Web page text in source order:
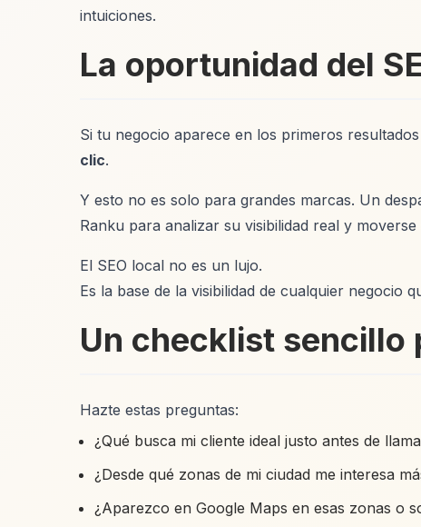
intuiciones.
La oportunidad del
Si tu negocio aparece en los primeros
clic.
Y esto no es solo para grandes marcas. Un
Ranku para analizar su visibilidad real y
El SEO local no es un lujo.
Es la base de la visibilidad de cualquier negocio
Un checklist sencillo
Hazte estas preguntas:
¿Qué busca mi cliente ideal justo antes de
¿Desde qué zonas de mi ciudad me interesa
¿Aparezco en Google Maps en esas zonas o